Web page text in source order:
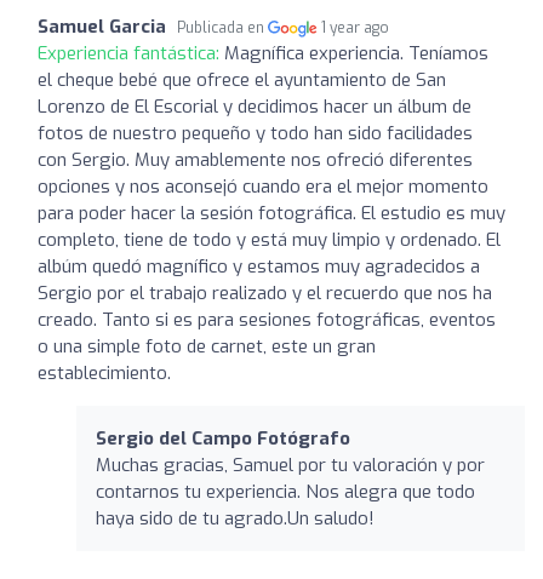
Samuel Garcia Publicada en 1 year ago
Experiencia fantástica: Magnífica experiencia. Teníamos
el cheque bebé que ofrece el ayuntamiento de San
Lorenzo de El Escorial y decidimos hacer un álbum de
fotos de nuestro pequeño y todo han sido facilidades
con Sergio. Muy amablemente nos ofreció diferentes
opciones y nos aconsejó cuando era el mejor momento
para poder hacer la sesión fotográfica. El estudio es muy
completo, tiene de todo y está muy limpio y ordenado. El
albúm quedó magnífico y estamos muy agradecidos a
Sergio por el trabajo realizado y el recuerdo que nos ha
creado. Tanto si es para sesiones fotográficas, eventos
o una simple foto de carnet, este un gran
establecimiento.
Sergio del Campo Fotógrafo
Muchas gracias, Samuel por tu valoración y por
contarnos tu experiencia. Nos alegra que todo
haya sido de tu agrado.Un saludo!